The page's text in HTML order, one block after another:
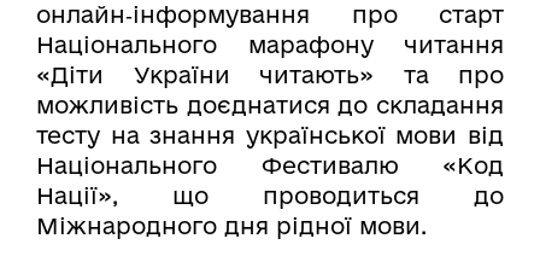
онлайн‑інформування про старт
Національного марафону читання
«Діти України читають» та про
можливість доєднатися до складання
тесту на знання української мови від
Національного Фестивалю «Код
Нації», що проводиться до
Міжнародного дня рідної мови.